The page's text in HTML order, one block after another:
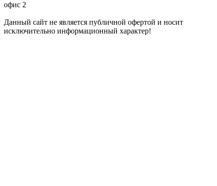
офис 2
Данный сайт не является публичной офертой и носит
исключительно информационный характер!